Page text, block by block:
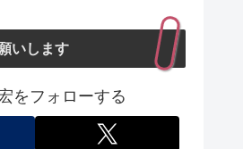
いします
をフォローする